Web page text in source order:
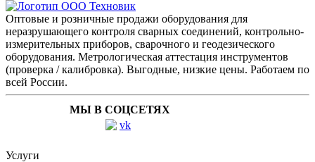
Оптовые и розничные продажи оборудования для
неразрушающего контроля сварных соединений, контрольно-
измерительных приборов, сварочного и геодезического
оборудования. Метрологическая аттестация инструментов
(проверка / калибровка). Выгодные, низкие цены. Работаем по
всей России.
МЫ В СОЦСЕТЯХ
Услуги